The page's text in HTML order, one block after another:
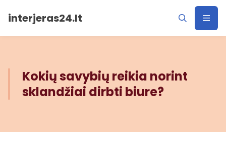
interjeras24.lt
Kokių savybių reikia norint
sklandžiai dirbti biure?